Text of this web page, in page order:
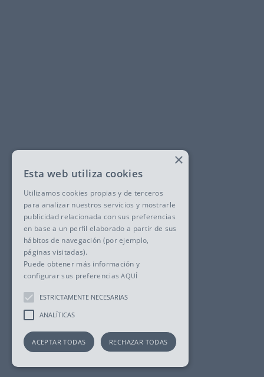
×
Esta web utiliza cookies
Utilizamos cookies propias y de terceros
para analizar nuestros servicios y mostrarle
publicidad relacionada con sus preferencias
en base a un perfil elaborado a partir de sus
hábitos de navegación (por ejemplo,
páginas visitadas).
Puede obtener más información y
configurar sus preferenciasAQUÍ
ESTRICTAMENTE NECESARIAS
ANALÍTICAS
ACEPTAR TODAS RECHAZAR TODAS